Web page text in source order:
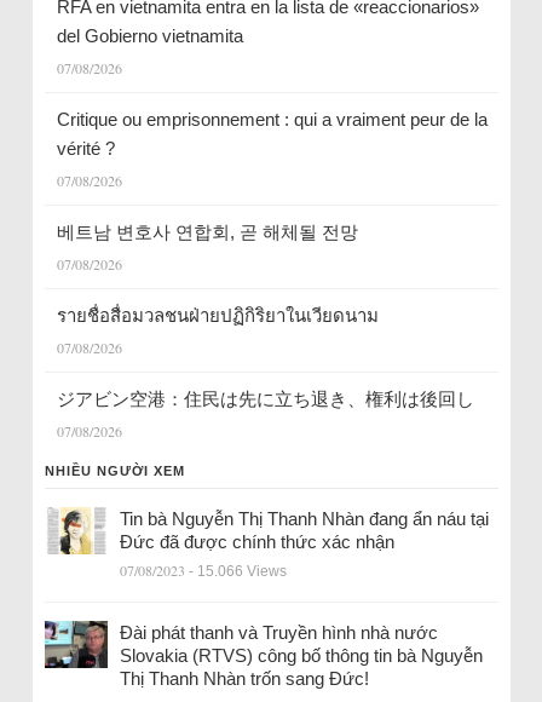
RFA en vietnamita entra en la lista de «reaccionarios»
del Gobierno vietnamita
07/08/2026
Critique ou emprisonnement : qui a vraiment peur de la
vérité ?
07/08/2026
베트남 변호사 연합회, 곧 해체될 전망
07/08/2026
รายชื่อสื่อมวลชนฝ่ายปฏิกิริยาในเวียดนาม
07/08/2026
ジアビン空港：住民は先に立ち退き、権利は後回し
07/08/2026
NHIỀU NGƯỜI XEM
Tin bà Nguyễn Thị Thanh Nhàn đang ẩn náu tại
Đức đã được chính thức xác nhận
07/08/2023 - 15.066 Views
Đài phát thanh và Truyền hình nhà nước
Slovakia (RTVS) công bố thông tin bà Nguyễn
Thị Thanh Nhàn trốn sang Đức!